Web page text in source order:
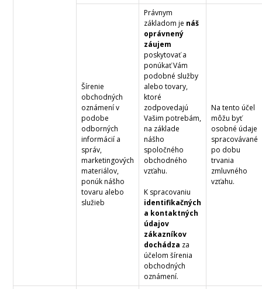
Šírenie
obchodných
oznámení v
podobe
odborných
informácií a
správ,
marketingových
materiálov,
ponúk nášho
tovaru alebo
služieb
Právnym
základom je náš
oprávnený
záujem
poskytovať a
ponúkať Vám
podobné služby
alebo tovary,
ktoré
zodpovedajú
Vašim potrebám,
na základe
nášho
spoločného
obchodného
vzťahu.
K spracovaniu
identifikačných
a kontaktných
údajov
zákazníkov
dochádza za
účelom šírenia
obchodných
oznámení.
Na tento účel
môžu byť
osobné údaje
spracovávané
po dobu
trvania
zmluvného
vzťahu.